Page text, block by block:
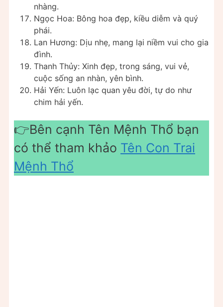
nhàng.
Ngọc Hoa: Bông hoa đẹp, kiều diễm và quý
phái.
Lan Hương: Dịu nhẹ, mang lại niềm vui cho gia
đình.
Thanh Thủy: Xinh đẹp, trong sáng, vui vẻ,
cuộc sống an nhàn, yên bình.
Hải Yến: Luôn lạc quan yêu đời, tự do như
chim hải yến.
👉Bên cạnh Tên Mệnh Thổ bạn
có thể tham khảo Tên Con Trai
Mệnh Thổ